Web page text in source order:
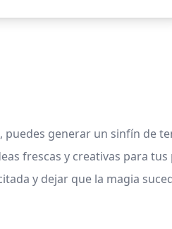
puedes generar un sinfín
frescas y creativas para
y dejar que la magia